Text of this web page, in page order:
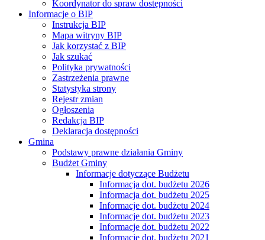
Koordynator do spraw dostępności
Informacje o BIP
Instrukcja BIP
Mapa witryny BIP
Jak korzystać z BIP
Jak szukać
Polityka prywatności
Zastrzeżenia prawne
Statystyka strony
Rejestr zmian
Ogłoszenia
Redakcja BIP
Deklaracja dostępności
Gmina
Podstawy prawne działania Gminy
Budżet Gminy
Informacje dotyczące Budżetu
Informacja dot. budżetu 2026
Informacja dot. budżetu 2025
Informacje dot. budżetu 2024
Informacje dot. budżetu 2023
Informacje dot. budżetu 2022
Informacje dot. budżetu 2021